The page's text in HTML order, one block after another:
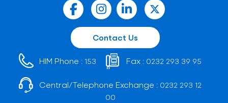
Contact Us
HIM Phone : 153 Fax : 0232 293 39 95
Central/Telephone Exchange : 0232 293 12
00